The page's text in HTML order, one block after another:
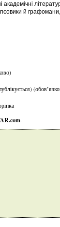
й
.